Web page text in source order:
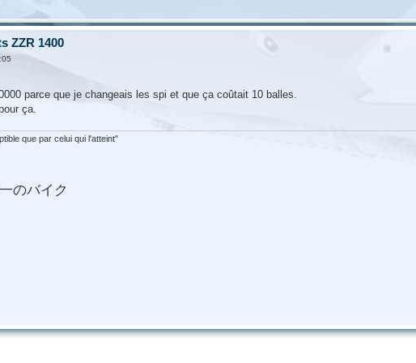
ZZR 1400
parce que je changeais les spi et que ça coûtait 10 balles.
ça.
que par celui qui l'atteint"
のバイク